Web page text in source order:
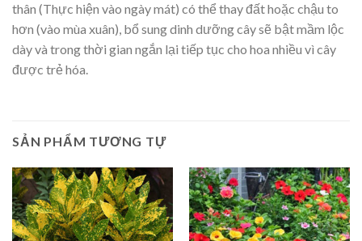
thân (Thực hiện vào ngày mát) có thể thay đất hoặc chậu to
hơn (vào mùa xuân), bổ sung dinh dưỡng cây sẽ bật mầm lộc
dày và trong thời gian ngắn lại tiếp tục cho hoa nhiều vì cây
được trẻ hóa.
SẢN PHẨM TƯƠNG TỰ